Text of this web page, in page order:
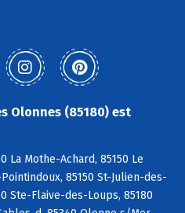
Olonnes (85180) est
La Mothe-Achard, 85150 Le
85150 St-Julien-des-
Ste-Flaive-des-Loups, 85180